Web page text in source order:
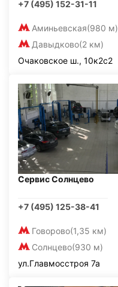
+7 (495) 152-31-11
Аминьевская(980 м)
Давыдково(2 км)
Очаковское ш., 10к2с2
Сервис Солнцево
+7 (495) 125-38-41
Говорово(1,35 км)
Солнцево(930 м)
ул.Главмосстроя 7а